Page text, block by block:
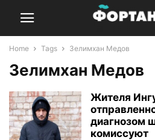
Home Tags Зелимхан Медов
Зелимхан Медов
Жителя
диагнозом
комиссуют